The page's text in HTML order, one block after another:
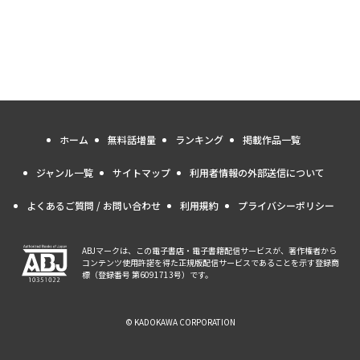
ホーム 無料話増量 ランキング 掲載作品一覧
ジャンル一覧 サイトマップ 利用者情報の外部送信について
よくあるご質問 / お問い合わせ 利用規約 プライバシーポリシー
ABJマークは、この電子書店・電子書籍配信サービスが、著作権者から
コンテンツ使用許諾を得た正規版配信サービスであることを示す登録商
標（登録番号 第6091713号）です。
© KADOKAWA CORPORATION